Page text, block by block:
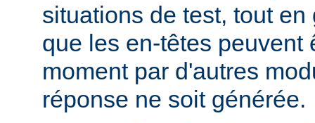
situations de test, tout
que les en-têtes peuvent
moment par d'autres
réponse ne soit générée.